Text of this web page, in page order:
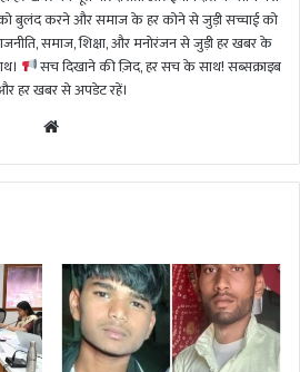
बुलंद करने और समाज के हर कोने से जुड़ी सच्चाई को
समाज, शिक्षा, और मनोरंजन से जुड़ी हर खबर के
सच दिखाने की ज़िद, हर सच के साथ! सब्सक्राइब
हर खबर से अपडेट रहें।
te